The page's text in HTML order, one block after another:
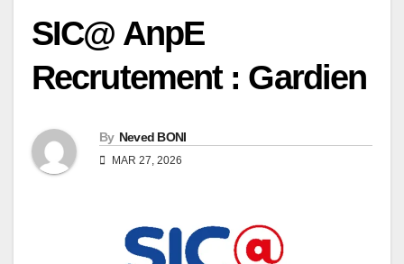
SIC@ AnpE
Recrutement : Gardien
By Neved BONI
MAR 27, 2026